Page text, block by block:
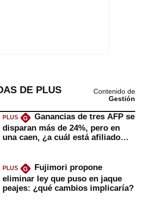
DE PLUS
Contenido de
Gestión
PLUS G
Ganancias de tres AFP se
disparan más de 24%, pero en
una caen, ¿a cuál está afiliado
PLUS G
Fujimori propone
eliminar ley que puso en jaque
peajes: ¿qué cambios implicaría?